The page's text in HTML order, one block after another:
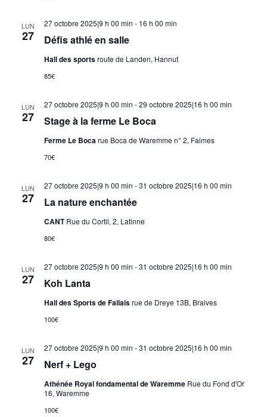
LUN
27 Défis athlé en salle
27 octobre 2025|9 h 00 min - 16 h 00 min
Hall des sportsroute de Landen, Hannut
85€
LUN
27 Stage à la ferme Le Boca
27 octobre 2025|9 h 00 min -29 octobre 2025|16 h 00 min
Ferme Le Bocarue Boca de Waremme n° 2, Faimes
70€
LUN
27 La nature enchantée
27 octobre 2025|9 h 00 min -31 octobre 2025|16 h 00 min
CANTRue du Cortil, 2, Latinne
80€
LUN
27 Koh Lanta
27 octobre 2025|9 h 00 min -31 octobre 2025|16 h 00 min
Hall des Sports de Fallaisrue de Dreye 13B, Braives
100€
LUN
27 Nerf + Lego
27 octobre 2025|9 h 00 min -31 octobre 2025|16 h 00 min
Athénée Royal fondamental de Waremme Rue du Fond d'Or
16, Waremme
100€